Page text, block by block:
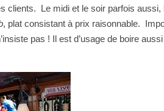
clients. Le midi et le soir parfois aussi,
, plat consistant à prix raisonnable.
pas ! Il est d’usage de boire aussi